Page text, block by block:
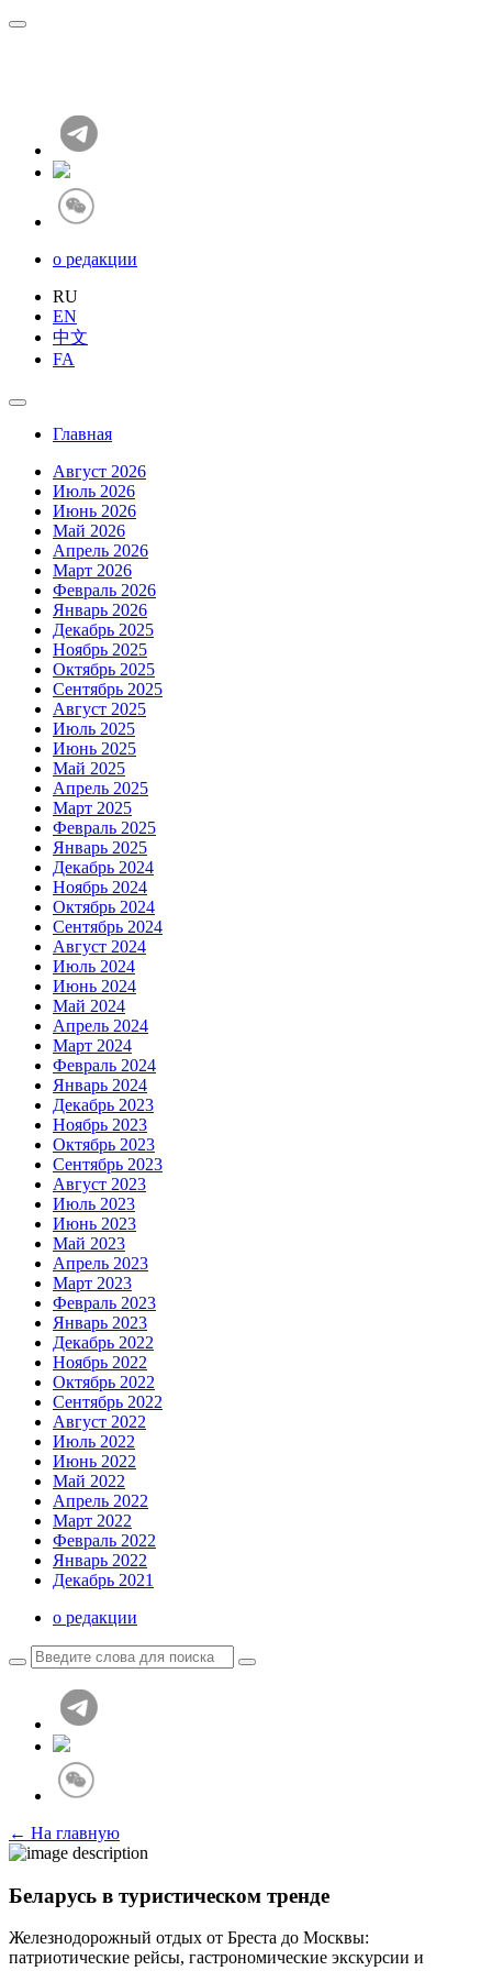
о редакции
RU
EN
中文
FA
Главная
Август 2026
Июль 2026
Июнь 2026
Май 2026
Апрель 2026
Март 2026
Февраль 2026
Январь 2026
Декабрь 2025
Ноябрь 2025
Октябрь 2025
Сентябрь 2025
Август 2025
Июль 2025
Июнь 2025
Май 2025
Апрель 2025
Март 2025
Февраль 2025
Январь 2025
Декабрь 2024
Ноябрь 2024
Октябрь 2024
Сентябрь 2024
Август 2024
Июль 2024
Июнь 2024
Май 2024
Апрель 2024
Март 2024
Февраль 2024
Январь 2024
Декабрь 2023
Ноябрь 2023
Октябрь 2023
Сентябрь 2023
Август 2023
Июль 2023
Июнь 2023
Май 2023
Апрель 2023
Март 2023
Февраль 2023
Январь 2023
Декабрь 2022
Ноябрь 2022
Октябрь 2022
Сентябрь 2022
Август 2022
Июль 2022
Июнь 2022
Май 2022
Апрель 2022
Март 2022
Февраль 2022
Январь 2022
Декабрь 2021
о редакции
← На главную
Беларусь в туристическом тренде
Железнодорожный отдых от Бреста до Москвы:
патриотические рейсы, гастрономические экскурсии и